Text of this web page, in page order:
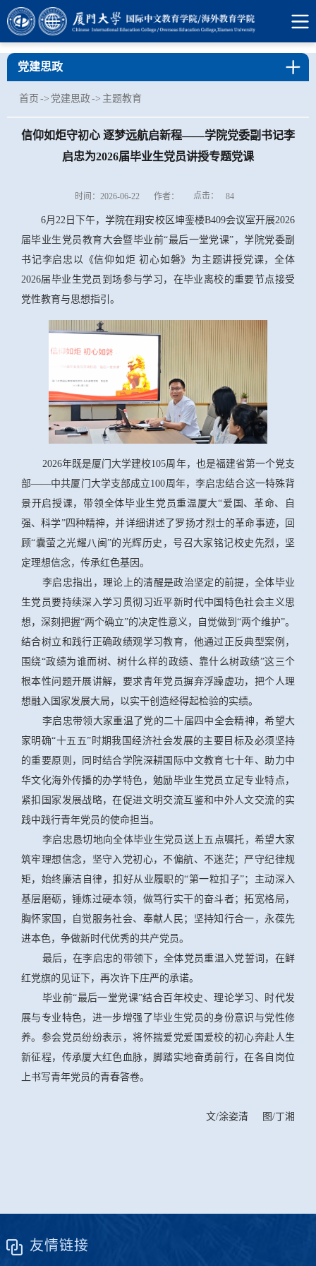
党建思政
首页 -> 党建思政-> 主题教育
信仰如炬守初心 逐梦远航启新程——学院党委副书记李
启忠为2026届毕业生党员讲授专题党课
时间：2026-06-22 作者： 点击： 84
6月22日下午，学院在翔安校区坤銮楼B409会议室开展2026
届毕业生党员教育大会暨毕业前“最后一堂党课”，学院党委副
书记李启忠以《信仰如炬 初心如磐》为主题讲授党课，全体
2026届毕业生党员到场参与学习，在毕业离校的重要节点接受
党性教育与思想指引。
2026年既是厦门大学建校105周年，也是福建省第一个党支
部——中共厦门大学支部成立100周年，李启忠结合这一特殊背
景开启授课，带领全体毕业生党员重温厦大“爱国、革命、自
强、科学”四种精神，并详细讲述了罗扬才烈士的革命事迹，回
顾“囊萤之光耀八闽”的光辉历史，号召大家铭记校史先烈，坚
定理想信念，传承红色基因。
李启忠指出，理论上的清醒是政治坚定的前提，全体毕业
生党员要持续深入学习贯彻习近平新时代中国特色社会主义思
想，深刻把握“两个确立”的决定性意义，自觉做到“两个维护”。
结合树立和践行正确政绩观学习教育，他通过正反典型案例，
围绕“政绩为谁而树、树什么样的政绩、靠什么树政绩”这三个
根本性问题开展讲解，要求青年党员摒弃浮躁虚功，把个人理
想融入国家发展大局，以实干创造经得起检验的实绩。
李启忠带领大家重温了党的二十届四中全会精神，希望大
家明确“十五五”时期我国经济社会发展的主要目标及必须坚持
的重要原则，同时结合学院深耕国际中文教育七十年、助力中
华文化海外传播的办学特色，勉励毕业生党员立足专业特点，
紧扣国家发展战略，在促进文明交流互鉴和中外人文交流的实
践中践行青年党员的使命担当。
李启忠恳切地向全体毕业生党员送上五点嘱托，希望大家
筑牢理想信念，坚守入党初心，不偏航、不迷茫；严守纪律规
矩，始终廉洁自律，扣好从业履职的“第一粒扣子”；主动深入
基层磨砺，锤炼过硬本领，做笃行实干的奋斗者；拓宽格局，
胸怀家国，自觉服务社会、奉献人民；坚持知行合一，永葆先
进本色，争做新时代优秀的共产党员。
最后，在李启忠的带领下，全体党员重温入党誓词，在鲜
红党旗的见证下，再次许下庄严的承诺。
毕业前“最后一堂党课”结合百年校史、理论学习、时代发
展与专业特色，进一步增强了毕业生党员的身份意识与党性修
养。参会党员纷纷表示，将怀揣爱党爱国爱校的初心奔赴人生
新征程，传承厦大红色血脉，脚踏实地奋勇前行，在各自岗位
上书写青年党员的青春答卷。
文/涂姿清 图/丁湘
友情链接